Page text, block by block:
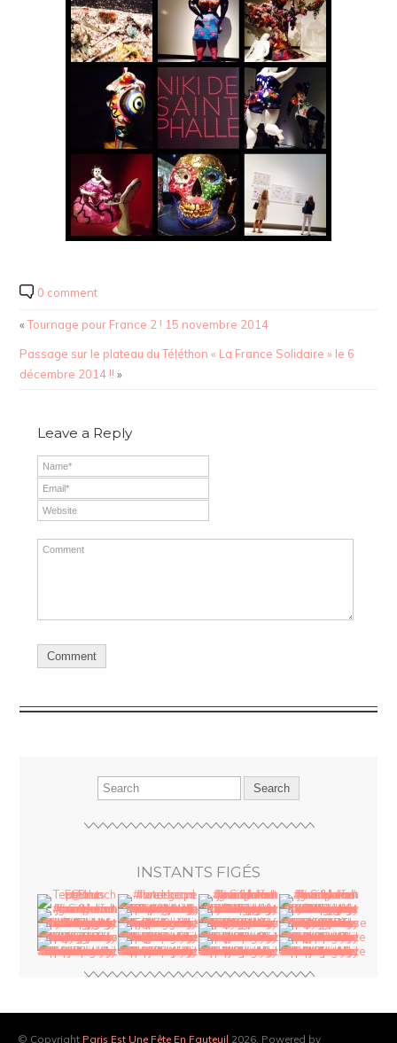
0 comment
«Tournage pour France 2 ! 15 novembre 2014
Passage sur le plateau du Téléthon « La France Solidaire » le 6
décembre 2014 !! »
Leave a Reply
INSTANTS FIGÉS
© Copyright Paris Est Une Fête En Fauteuil 2026. Powered by